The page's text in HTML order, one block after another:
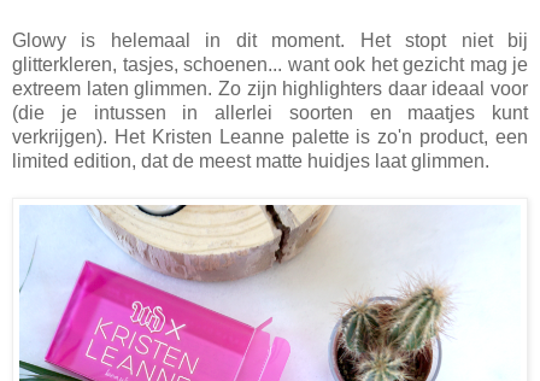
Glowy is helemaal in dit moment. Het stopt niet bij
glitterkleren, tasjes, schoenen... want ook het gezicht mag je
extreem laten glimmen. Zo zijn highlighters daar ideaal voor
(die je intussen in allerlei soorten en maatjes kunt
verkrijgen). Het Kristen Leanne palette is zo'n product, een
limited edition, dat de meest matte huidjes laat glimmen.